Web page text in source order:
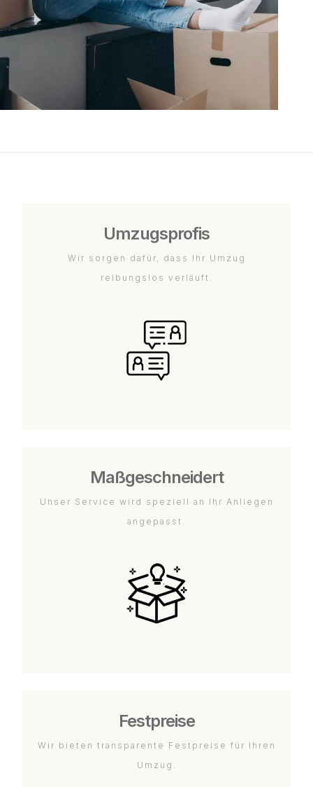
Umzugsprofis
Wir sorgen dafür, dass Ihr Umzug
reibungslos verläuft.
Maßgeschneidert
Unser Service wird speziell an Ihr Anliegen
angepasst.
Festpreise
Wir bieten transparente Festpreise für Ihren
Umzug.